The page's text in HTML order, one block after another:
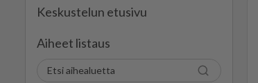
Keskustelun etusivu
Aiheet listaus